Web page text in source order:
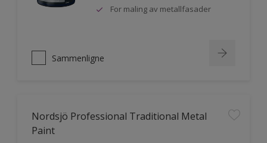
For maling av metallfasader
Sammenligne
Nordsjö Professional Traditional Metal
Paint